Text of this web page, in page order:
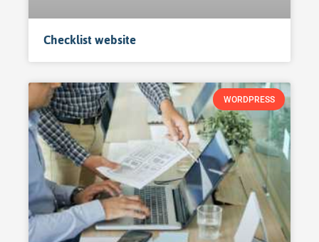
Checklist website
WORDPRESS